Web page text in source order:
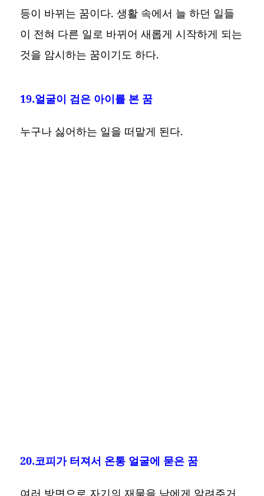
등이 바뀌는 꿈이다. 생활 속에서 늘 하던 일들
이 전혀 다른 일로 바뀌어 새롭게 시작하게 되는
것을 암시하는 꿈이기도 하다.
19.얼굴이 검은 아이를 본 꿈
누구나 싫어하는 일을 떠맡게 된다.
20.코피가 터져서 온통 얼굴에 묻은 꿈
여러 방면으로 자기의 재물을 남에게 알려주거